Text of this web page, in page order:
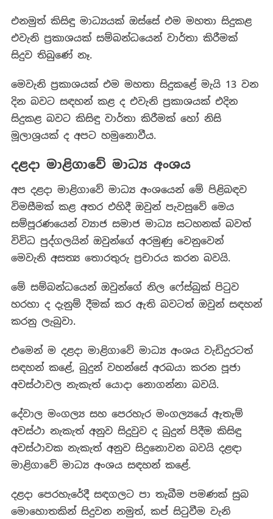
එනමුත් කිසිඳු මාධ්‍යයක් ඔස්සේ එම මහතා සිදුකළ
එවැනි ප්‍රකාශයක් සම්බන්ධයෙන් වාර්තා කිරීමක්
සිදුව තිබුණේ නෑ.
මෙවැනි ප්‍රකාශයක් එම මහතා සිදුකළේ මැයි 13 වන
දින බවට සඳහන් කළ ද එවැනි ප්‍රකාශයක් එදින
සිදුකළ බවට කිසිඳු වාර්තා කිරීමක් හෝ නිසි
මූලාශ්‍රයක් ද අපට හමුනොවීය.
දළදා මාළිගාවේ මාධ්‍ය අංශය
අප දළදා මාළිගාවේ මාධ්‍ය අංශයෙන් මේ පිළිබඳව
විමසීමක් කළ අතර එහිදී ඔවුන් පැවසුවේ මෙය
සම්පූරණයෙන් ව්‍යාජ සමාජ මාධ්‍ය සටහනක් බවත්
විවිධ පුද්ගලයින් ඔවුන්ගේ අරමුණු වෙනුවෙන්
මෙවැනි අසත්‍ය තොරතුරු ප්‍රචාරය කරන බවයි.
මේ සම්බන්ධයෙන් ඔවුන්ගේ නිල ෆේස්බුක් පිටුව
හරහා ද දැනුම් දීමක් කර ඇති බවටත් ඔවුන් සඳහන්
කරනු ලැබුවා.
එමෙන් ම දළදා මාළිගාවේ මාධ්‍ය අංශය වැඩිදුරටත්
සඳහන් කළේ, බුදුන් වහන්සේ අරබයා කරන පූජා
අවස්ථාවල නැකැත් යොදා නොගන්නා බවයි.
දේවාල මංගල්‍ය සහ පෙරහැර මංගල්‍යයේ ඇතැම්
අවස්ථා නැකැත් අනුව සිදුවුව ද බුදුන් පිදීම කිසිඳු
අවස්ථාවක නැකැත් අනුව සිදුනොවන බවයි දළඳා
මාළිගාවේ මාධ්‍ය අංශය සඳහන් කළේ.
දළදා පෙරහැරේදී සඳගලට පා තැබීම පමණක් සුබ
මොහොතකින් සිදුවන නමුත්, කප් සිටුවීම වැනි